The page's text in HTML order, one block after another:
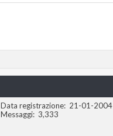
Data registrazione
21-01-2004
Messaggi 3,333